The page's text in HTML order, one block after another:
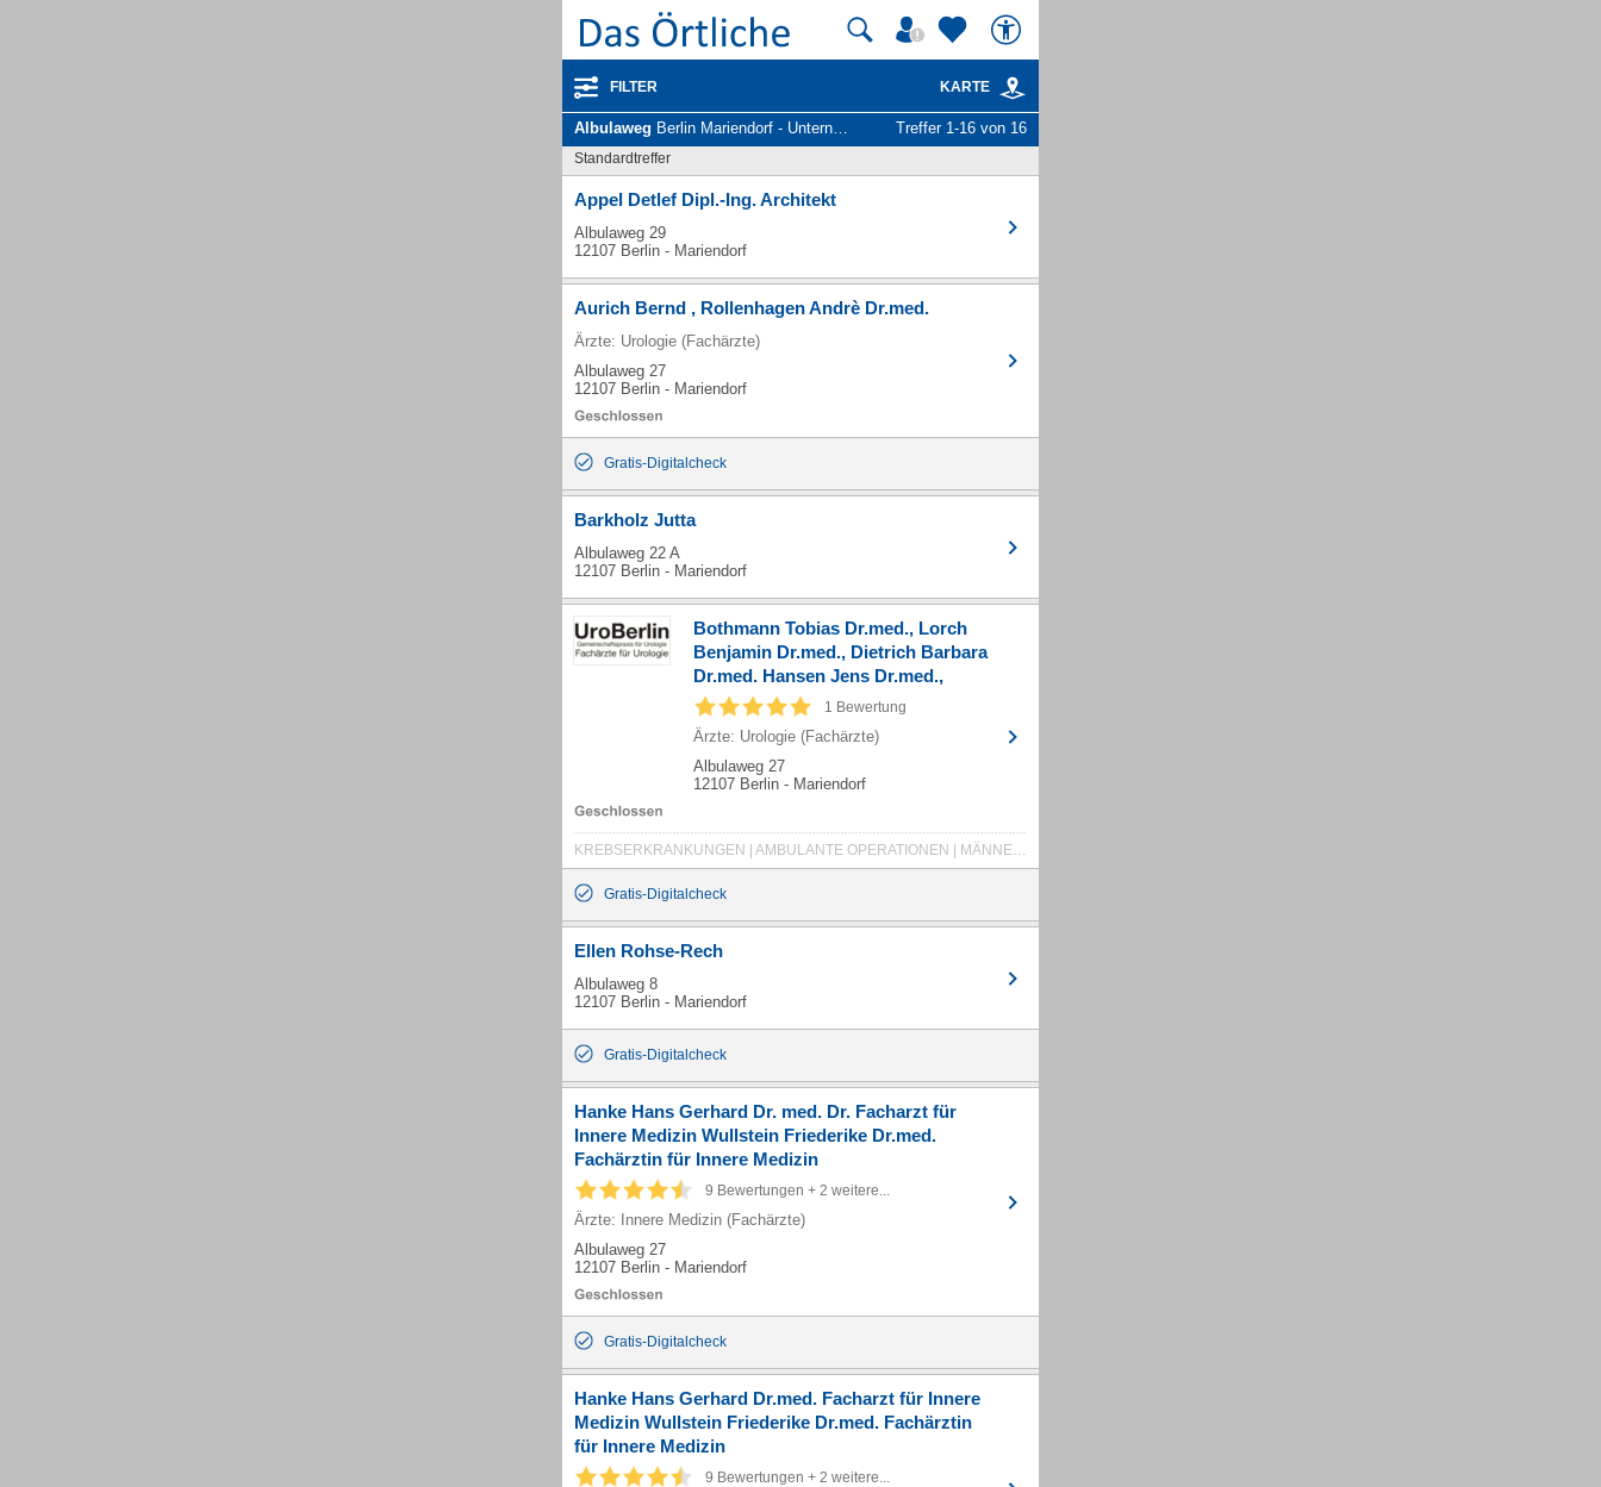
FILTER KARTE
Albulaweg Berlin Mariendorf - Unternehmen und Personen Treffer 1-16 von 16
Standardtreffer
Appel Detlef Dipl.-Ing. Architekt
Albulaweg 29
12107 Berlin - Mariendorf
Aurich Bernd , Rollenhagen Andrè Dr.med.
Ärzte: Urologie (Fachärzte)
Albulaweg 27
12107 Berlin - Mariendorf
Gratis-Digitalcheck
Barkholz Jutta
Albulaweg 22 A
12107 Berlin - Mariendorf
Bothmann Tobias Dr.med., Lorch
Benjamin Dr.med., Dietrich Barbara
Dr.med. Hansen Jens Dr.med.,
Söffker-Hölzel Claudia Fachärzte für
Urologie
1 Bewertung
Ärzte: Urologie (Fachärzte)
Albulaweg 27
12107 Berlin - Mariendorf
KREBSERKRANKUNGEN | AMBULANTE OPERATIONEN | MÄNNERSPRECHSTUNDE | PROSTATABIOPSIE | PROSTATAKREBS | RÖNTGEN | STERILISATION | ULTRASCHALL | ACTIVE SURVEILLANCE | ANDROLOGISCHES LABOR | KINDERWUNSCH | POTENZSTÖRUNGEN | STATIONÄRE BEHANDLUNG | HOLMIUMLASERABLATION | PROSTATA | HOLEP | TRANSURETHRALE | PROSTATARESEKTION | TURP | BLASENTUMORRESEKTION | TURB | FLUORESZENZ-GESTÜTZTE DIAGNOSTIK | HEXVIX | ENDOSKOPISCHE STEINENTFERNUNG | BLASE | HARNLEITER | NIERE | URS | PNL | ULTRASCHALL TRANSREKTAL
Gratis-Digitalcheck
Ellen Rohse-Rech
Albulaweg 8
12107 Berlin - Mariendorf
Gratis-Digitalcheck
Hanke Hans Gerhard Dr. med. Dr. Facharzt für
Innere Medizin Wullstein Friederike Dr.med.
Fachärztin für Innere Medizin
9 Bewertungen + 2 weitere...
Ärzte: Innere Medizin (Fachärzte)
Albulaweg 27
12107 Berlin - Mariendorf
Gratis-Digitalcheck
Hanke Hans Gerhard Dr.med. Facharzt für Innere
Medizin Wullstein Friederike Dr.med. Fachärztin
für Innere Medizin
9 Bewertungen + 2 weitere...